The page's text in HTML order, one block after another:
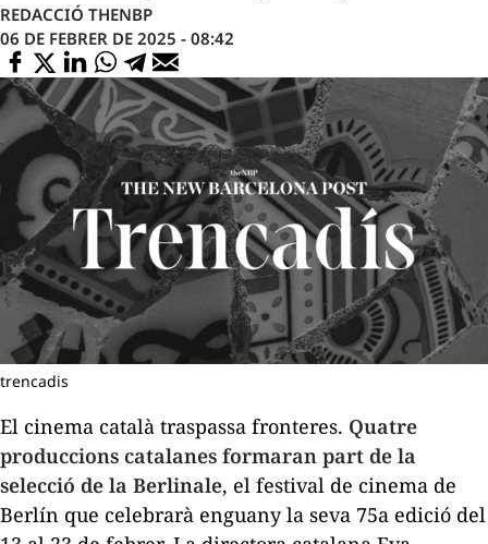
REDACCIÓ THENBP
06 DE FEBRER DE 2025 - 08:42
trencadis
El cinema català traspassa fronteres. Quatre
produccions catalanes formaran part de la
selecció de la Berlinale, el festival de cinema de
Berlín que celebrarà enguany la seva 75a edició del